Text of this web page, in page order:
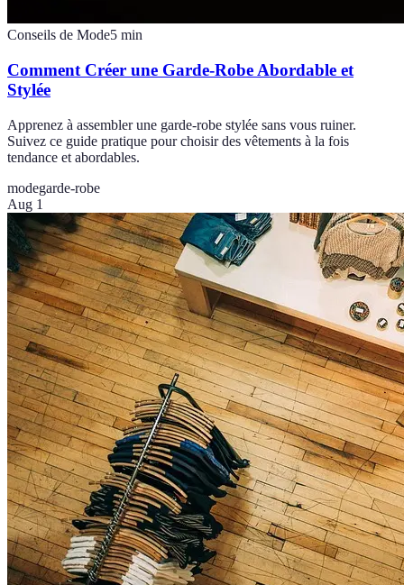
Conseils de Mode5 min
Comment Créer une Garde-Robe Abordable et
Stylée
Apprenez à assembler une garde-robe stylée sans vous ruiner.
Suivez ce guide pratique pour choisir des vêtements à la fois
tendance et abordables.
modegarde-robe
Aug 1